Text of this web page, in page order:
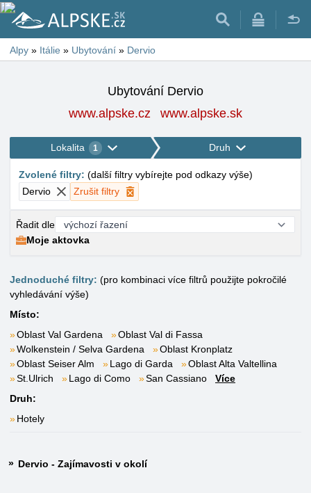
Alpy » Itálie » Ubytování » Dervio
Ubytování Dervio
www.alpske.cz
www.alpske.sk
Lokalita 1 Druh
Zvolené filtry: (další filtry vybírejte pod odkazy výše)
Dervio
Zrušit filtry
Řadit dle
Moje aktovka
Jednoduché filtry: (pro kombinaci více filtrů použijte pokročilé
vyhledávání výše)
Místo:
Oblast Val Gardena
Oblast Val di Fassa
Wolkenstein / Selva Gardena
Oblast Kronplatz
Oblast Seiser Alm
Lago di Garda
Oblast Alta Valtellina
St.Ulrich
Lago di Como San Cassiano
Více
Druh:
Hotely
Dervio - Zajímavosti v okolí